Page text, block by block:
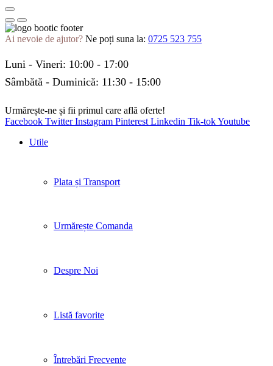
Ai nevoie de ajutor? Ne poți suna la: 0725 523 755
Luni - Vineri: 10:00 - 17:00
Sâmbătă - Duminică: 11:30 - 15:00
Urmărește-ne și fii primul care află oferte!
Facebook Twitter Instagram Pinterest Linkedin Tik-tokYoutube
Utile
Plata și Transport
Urmărește Comanda
Despre Noi
Listă favorite
Întrebări Frecvente